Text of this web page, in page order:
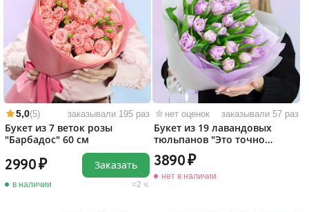
5,0(5) заказывали 195 раз
Букет из 7 веток розы
"Барбадос" 60 см
2990
в наличии 2 ч.
Заказать
нет оценок заказывали 57 раз
Букет из 19 лавандовых
тюльпанов "Это точно
любовь!"
3890
нет в наличии